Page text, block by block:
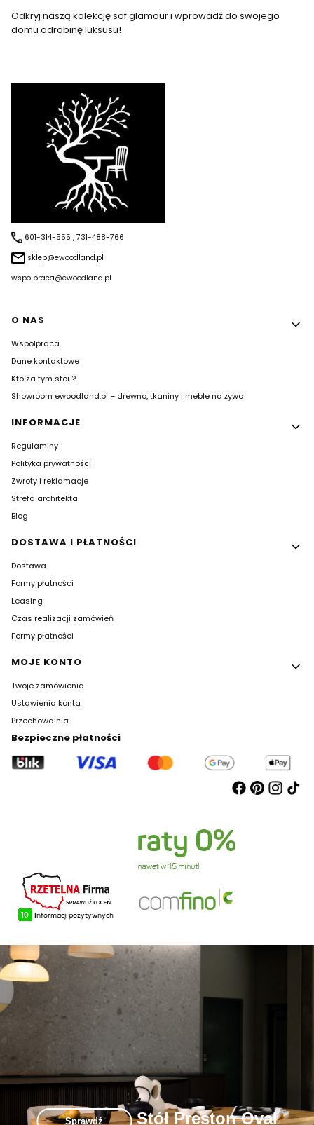
Odkryj naszą kolekcję sof glamour i wprowadź do swojego
domu odrobinę luksusu!
601-314-555 , 731-488-766
sklep@ewoodland.pl
wspolpraca@ewoodland.pl
Linki w stopce
O NAS
Współpraca
Dane kontaktowe
Kto za tym stoi ?
Showroom ewoodland.pl – drewno, tkaniny i meble na żywo
INFORMACJE
Regulaminy
Polityka prywatności
Zwroty i reklamacje
Strefa architekta
Blog
DOSTAWA I PŁATNOŚCI
Dostawa
Formy płatności
Leasing
Czas realizacji zamówień
Formy płatności
MOJE KONTO
Twoje zamówienia
Ustawienia konta
Przechowalnia
Bezpieczne płatności
Sprawdź Stół Preston Oval